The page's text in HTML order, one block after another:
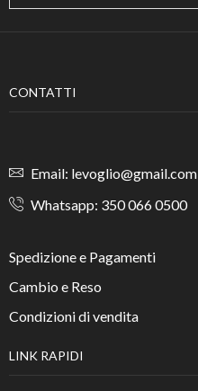
CONTATTI
Email: levoglio@gmail.com
Whatsapp: 350 066 0500
Spedizione e Pagamenti
Cambio e Reso
Condizioni di vendita
LINK RAPIDI